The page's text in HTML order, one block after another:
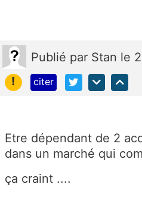
Publié par Stan le
!
citer
Etre dépendant de 2
dans un marché qui
ça craint ....